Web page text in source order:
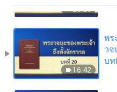
20:26
16:42
พร
วจ
บท